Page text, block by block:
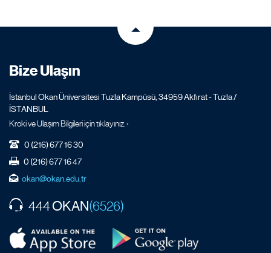
Bize Ulaşın
İstanbul Okan Üniversitesi Tuzla Kampüsü, 34959 Akfırat - Tuzla /
İSTANBUL
Kroki ve Ulaşım Bilgileri için tıklayınız. ›
0 (216) 677 16 30
0 (216) 677 16 47
okan@okan.edu.tr
444OKAN(6526)